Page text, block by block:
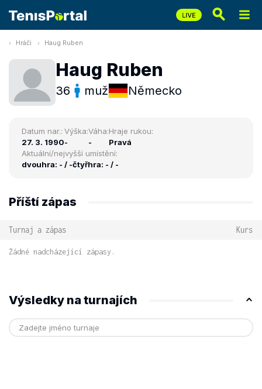
Hráči Haug Ruben
Haug Ruben
36 muž Německo
Datum nar.:
27. 3. 1990
Výška:
-
Váha:
-
Hraje rukou:
Pravá
Aktuální/nejvyšší umístění:
dvouhra: - / -čtyřhra: - / -
Příští zápas
Turnaj a zápas Kurs
Žádné nadcházející zápasy.
Výsledky na turnajích